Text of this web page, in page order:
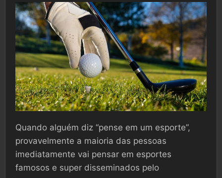
Quando alguém diz “pense em um esporte”,
provavelmente a maioria das pessoas
imediatamente vai pensar em esportes
famosos e super disseminados pelo